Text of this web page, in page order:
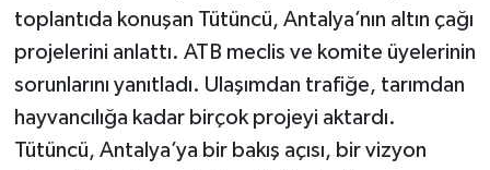
toplantıda konuşan Tütüncü, Antalya’nın altın çağı
projelerini anlattı. ATB meclis ve komite üyelerinin
sorunlarını yanıtladı. Ulaşımdan trafiğe, tarımdan
hayvancılığa kadar birçok projeyi aktardı.
Tütüncü, Antalya’ya bir bakış açısı, bir vizyon